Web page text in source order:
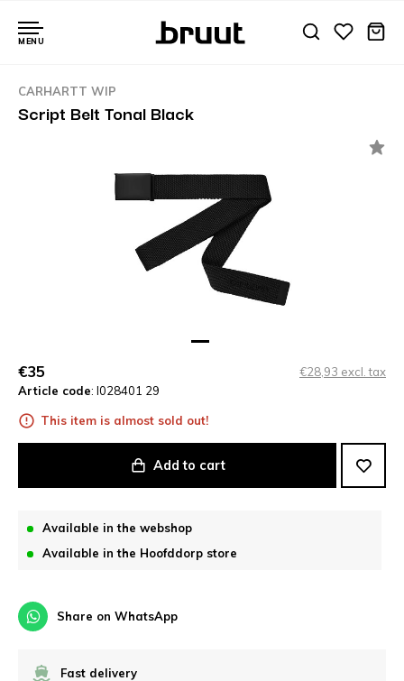
MENU
CARHARTT WIP
Script Belt Tonal Black
€35
€28,93 excl. tax
Article code: I028401 29
This item is almost sold out!
Add to cart
Available in the webshop
Available in the Hoofddorp store
Share on WhatsApp
Fast delivery